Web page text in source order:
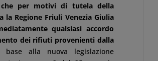
che per motivi di tutela della
la Regione Friuli Venezia Giulia
qualsiasi accordo
dei rifiuti provenienti dalla
alla nuova legislazione